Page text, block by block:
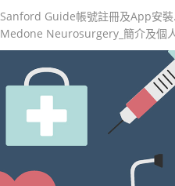
Sanford Guide帳號註冊及App安
Medone Neurosurgery_簡介及個